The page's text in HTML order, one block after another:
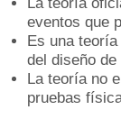
eventos que
Es una
del diseño
La teoría no
pruebas